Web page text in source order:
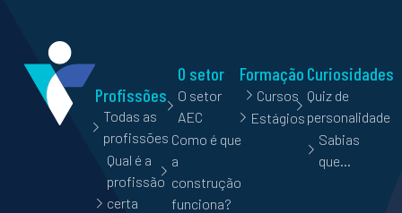
Profissões
Todas as
profissões
Qual é a
profissão
certa
O setor
O setor
AEC
Como é que
a
construção
funciona?
Formação
Cursos
Estágios
Curiosidades
Quiz de
personalidade
Sabias
que…